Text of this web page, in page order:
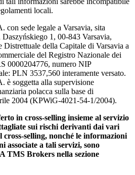
locali.
sede legale a Varsavia, sita
1, 00-843 Varsavia,
Distrettuale della Capitale di Varsavia a
del Registro Nazionale dei
0000204776, numero NIP
PLN 3537,560 interamente versato.
soggetta alla supervisione
polacca sulla base di
2004 (KPWiG-4021-54-1/2004).
in cross-selling insieme al servizio
sui rischi derivanti dai vari
cross-selling, nonché le informazioni
associate a tali servizi, sono
TMS Brokers nella sezione